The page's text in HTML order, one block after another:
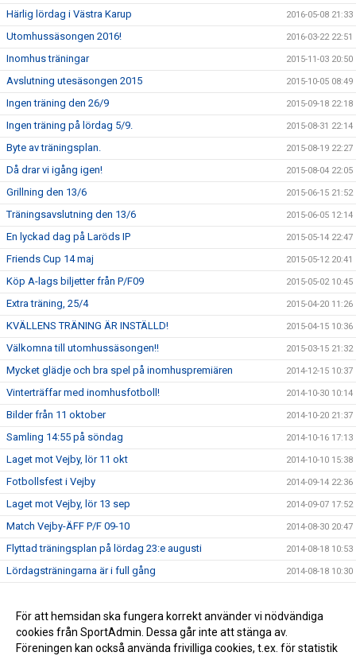
Härlig lördag i Västra Karup 2016-05-08 21:33
Utomhussäsongen 2016! 2016-03-22 22:51
Inomhus träningar 2015-11-03 20:50
Avslutning utesäsongen 2015 2015-10-05 08:49
Ingen träning den 26/9 2015-09-18 22:18
Ingen träning på lördag 5/9. 2015-08-31 22:14
Byte av träningsplan. 2015-08-19 22:27
Då drar vi igång igen! 2015-08-04 22:05
Grillning den 13/6 2015-06-15 21:52
Träningsavslutning den 13/6 2015-06-05 12:14
En lyckad dag på Laröds IP 2015-05-14 22:47
Friends Cup 14 maj 2015-05-12 20:41
Köp A-lags biljetter från P/F09 2015-05-02 10:45
Extra träning, 25/4 2015-04-20 11:26
KVÄLLENS TRÄNING ÄR INSTÄLLD! 2015-04-15 10:36
Välkomna till utomhussäsongen!! 2015-03-15 21:32
Mycket glädje och bra spel på inomhuspremiären 2014-12-15 10:37
Vinterträffar med inomhusfotboll! 2014-10-30 10:14
Bilder från 11 oktober 2014-10-20 21:37
Samling 14:55 på söndag 2014-10-16 17:13
Laget mot Vejby, lör 11 okt 2014-10-10 15:38
Fotbollsfest i Vejby 2014-09-14 22:36
Laget mot Vejby, lör 13 sep 2014-09-07 17:52
Match Vejby-ÄFF P/F 09-10 2014-08-30 20:47
Flyttad träningsplan på lördag 23:e augusti 2014-08-18 10:53
Lördagsträningarna är i full gång 2014-08-18 10:30
Ändrad träningstid 2014-06-07 19:27
P/F09-10 spelar fotboll 2014-05-28 09:16
För att hemsidan ska fungera korrekt använder vi nödvändiga
cookies från SportAdmin. Dessa går inte att stänga av.
Föreningen kan också använda frivilliga cookies, t.ex. för statistik